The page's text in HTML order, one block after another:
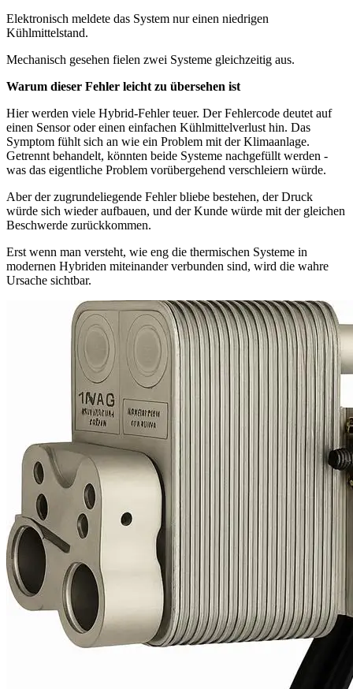
Elektronisch meldete das System nur einen niedrigen
Kühlmittelstand.
Mechanisch gesehen fielen zwei Systeme gleichzeitig aus.
Warum dieser Fehler leicht zu übersehen ist
Hier werden viele Hybrid-Fehler teuer. Der Fehlercode deutet auf
einen Sensor oder einen einfachen Kühlmittelverlust hin. Das
Symptom fühlt sich an wie ein Problem mit der Klimaanlage.
Getrennt behandelt, könnten beide Systeme nachgefüllt werden -
was das eigentliche Problem vorübergehend verschleiern würde.
Aber der zugrundeliegende Fehler bliebe bestehen, der Druck
würde sich wieder aufbauen, und der Kunde würde mit der gleichen
Beschwerde zurückkommen.
Erst wenn man versteht, wie eng die thermischen Systeme in
modernen Hybriden miteinander verbunden sind, wird die wahre
Ursache sichtbar.